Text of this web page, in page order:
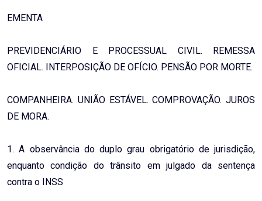
EMENTA
PREVIDENCIÁRIO E PROCESSUAL CIVIL. REMESSA
OFICIAL. INTERPOSIÇÃO DE OFÍCIO. PENSÃO POR MORTE.
COMPANHEIRA. UNIÃO ESTÁVEL. COMPROVAÇÃO. JUROS
DE MORA.
1. A observância do duplo grau obrigatório de jurisdição,
enquanto condição do trânsito em julgado da sentença
contra o INSS